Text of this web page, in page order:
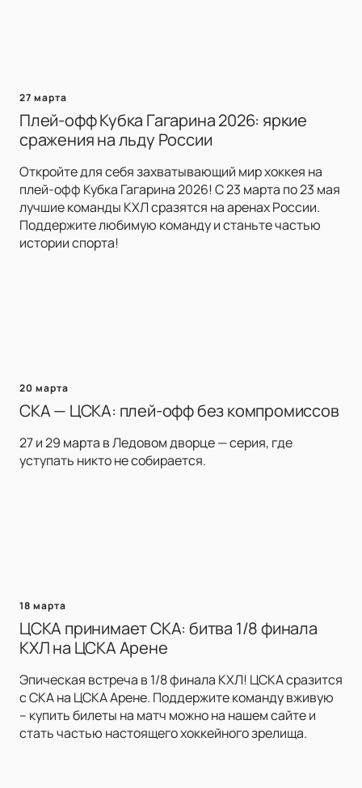
27 марта
Плей-офф Кубка Гагарина 2026: яркие
сражения на льду России
Откройте для себя захватывающий мир хоккея на
плей-офф Кубка Гагарина 2026! С 23 марта по 23 мая
лучшие команды КХЛ сразятся на аренах России.
Поддержите любимую команду и станьте частью
истории спорта!
20 марта
СКА — ЦСКА: плей-офф без компромиссов
27 и 29 марта в Ледовом дворце — серия, где
уступать никто не собирается.
18 марта
ЦСКА принимает СКА: битва 1/8 финала
КХЛ на ЦСКА Арене
Эпическая встреча в 1/8 финала КХЛ! ЦСКА сразится
с СКА на ЦСКА Арене. Поддержите команду вживую
– купить билеты на матч можно на нашем сайте и
стать частью настоящего хоккейного зрелища.